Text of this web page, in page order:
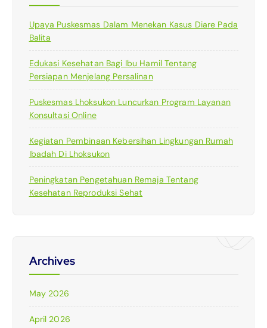
Upaya Puskesmas Dalam Menekan Kasus Diare Pada
Balita
Edukasi Kesehatan Bagi Ibu Hamil Tentang
Persiapan Menjelang Persalinan
Puskesmas Lhoksukon Luncurkan Program Layanan
Konsultasi Online
Kegiatan Pembinaan Kebersihan Lingkungan Rumah
Ibadah Di Lhoksukon
Peningkatan Pengetahuan Remaja Tentang
Kesehatan Reproduksi Sehat
Archives
May 2026
April 2026